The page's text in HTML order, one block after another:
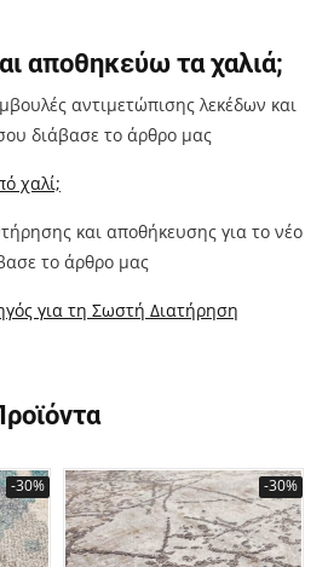
αποθηκεύω τα χαλιά;
αντιμετώπισης λεκέδων και
διάβασε το άρθρο μας
χαλί;
και αποθήκευσης για το νέο
το άρθρο μας
για τη Σωστή Διατήρηση
-30% -30%